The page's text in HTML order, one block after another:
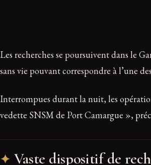
Les recherches se poursuivent dans le
sans vie pouvant correspondre à l’une
Interrompues durant la nuit, les
vedette SNSM de Port Camargue »,
Vaste dispositif de